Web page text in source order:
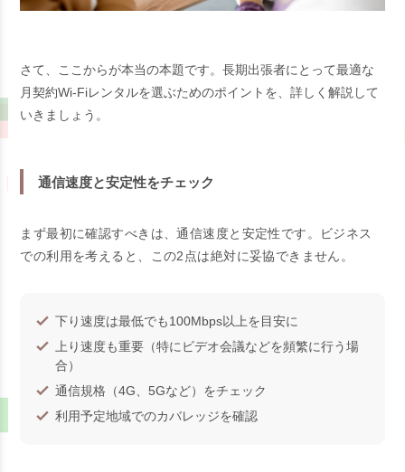
さて、ここからが本当の本題です。長期出張者にとって最適な
月契約Wi-Fiレンタルを選ぶためのポイントを、詳しく解説して
いきましょう。
通信速度と安定性をチェック
まず最初に確認すべきは、通信速度と安定性です。ビジネス
での利用を考えると、この2点は絶対に妥協できません。
下り速度は最低でも100Mbps以上を目安に
上り速度も重要（特にビデオ会議などを頻繁に行う場
合）
通信規格（4G、5Gなど）をチェック
利用予定地域でのカバレッジを確認